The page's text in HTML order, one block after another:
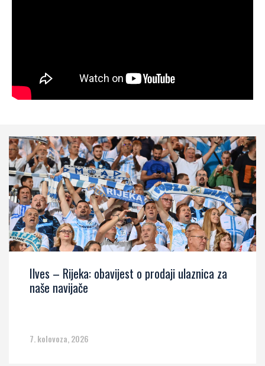
Ilves – Rijeka: obavijest o prodaji ulaznica za
naše navijače
7. kolovoza, 2026